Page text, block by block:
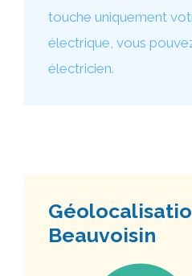
touche uniquement
électrique, vous
électricien.
Beauvoisin